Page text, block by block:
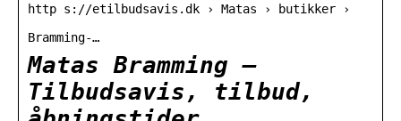
http s://etilbudsavis.dk › Matas › butikker ›
Bramming-…
Matas Bramming –
Tilbudsavis, tilbud,